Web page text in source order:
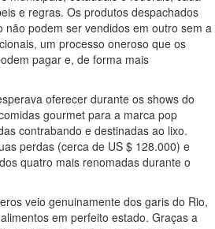
e regras. Os produtos despachados
não podem ser vendidos em outro sem a
um processo oneroso que os
pagar e, de forma mais
oferecer durante os shows do
gourmet para a marca pop
contrabando e destinadas ao lixo.
perdas (cerca de US $ 128.000) e
quatro mais renomadas durante o
veio genuinamente dos garis do Rio,
em perfeito estado. Graças a